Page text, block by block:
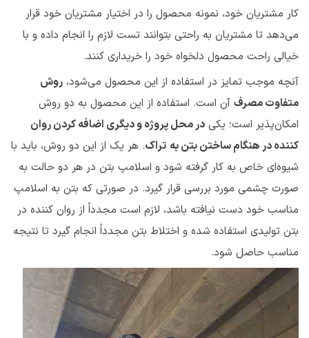
کار مشتریان خود، نمونه محصول را در اختیار مشتریان خود قرار
می‌دهد تا مشتریان به راحتی بتوانند تست لازم را انجام داده و با
خیالی راحت محصول دلخواه خود را خریداری کنند.
آنچه موجب تمایز در استفاده از این محصول می‌شود، روش
متفاوت مصرف آن است. استفاده از این محصول به دو روش
امکان‌پذیر است؛ یکی در محل پروژه و دیگری اضافه کردن روان
کننده در هنگام ساختن بتن به تراک. هر یک از این دو روش، باید با
شیوه‌ای خاص به کار گرفته شود و اسلامپ بتن در هر دو حالت به
صورت چشمی مورد بررسی قرار گیرد. در صورتی که بتن به اسلامپ
مناسب خود دست نیافته باشد، لازم است مجدداً از روان کننده در
بتن تولیدی استفاده شده و اختلاط بتن مجدداً انجام گیرد تا نتیجه
مناسب حاصل شود.